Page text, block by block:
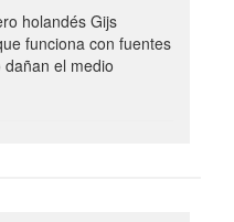
holandés Gijs
funciona con fuentes
el medio